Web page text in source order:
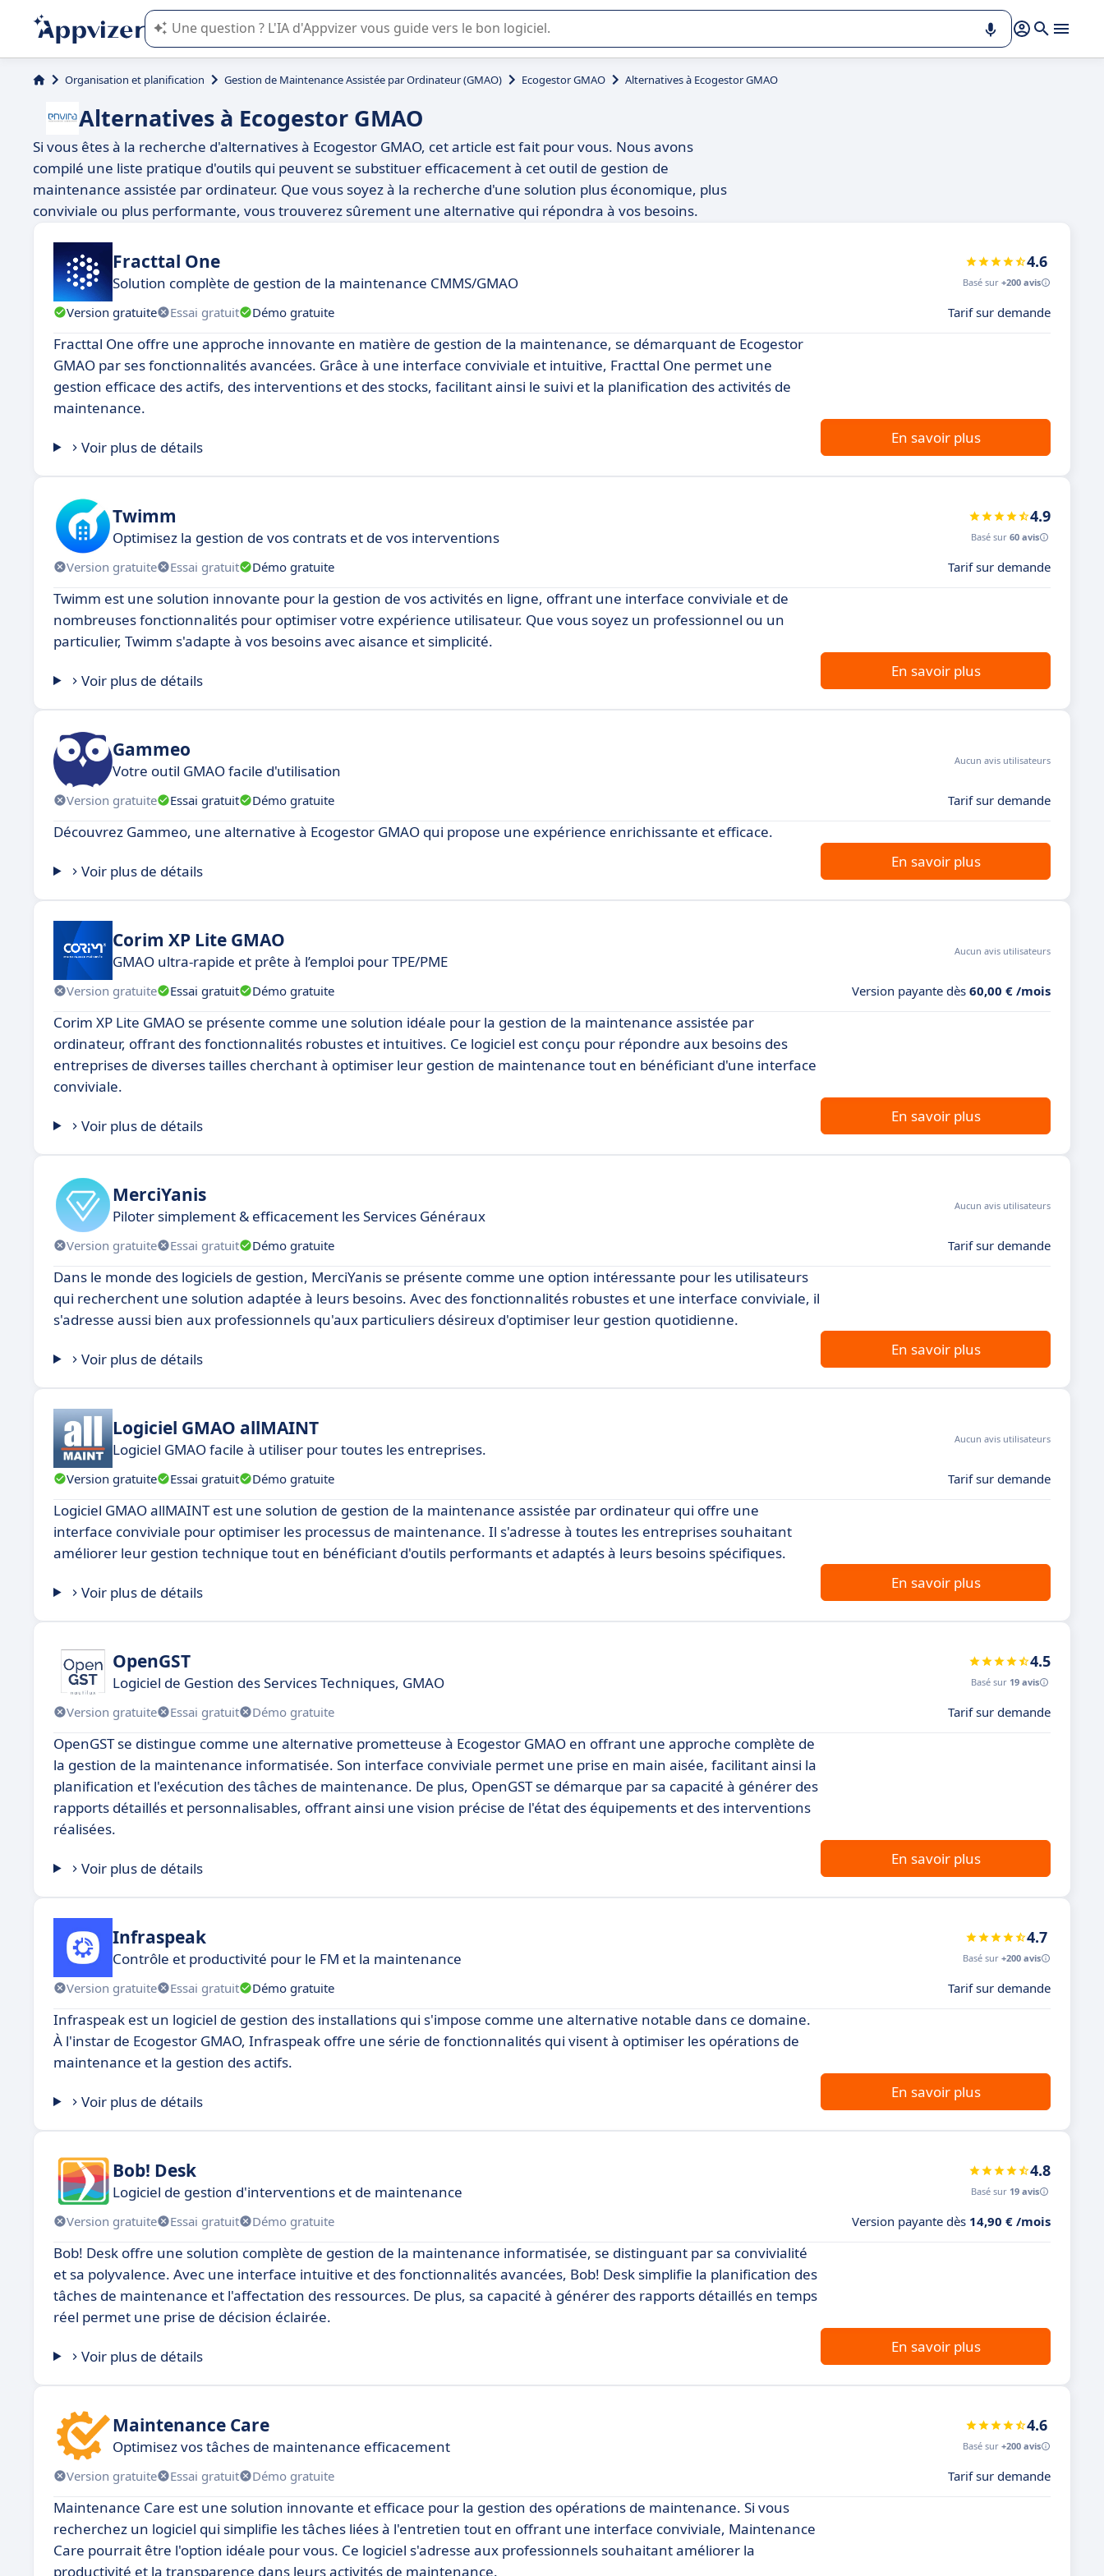
L'IA de Appvizer vous guide dans l'utilisation ou la sélection de logiciel SaaS en entreprise.
Organisation et planification Gestion de Maintenance Assistée par Ordinateur (GMAO) Ecogestor GMAO Alternatives à Ecogestor GMAO
Alternatives à Ecogestor GMAO
Si vous êtes à la recherche d'alternatives à Ecogestor GMAO, cet article est fait pour vous. Nous avons
compilé une liste pratique d'outils qui peuvent se substituer efficacement à cet outil de gestion de
maintenance assistée par ordinateur. Que vous soyez à la recherche d'une solution plus économique, plus
conviviale ou plus performante, vous trouverez sûrement une alternative qui répondra à vos besoins.
Fracttal One
Solution complète de gestion de la maintenance CMMS/GMAO
4.6
Basé sur +200 avis
Version gratuite Essai gratuit Démo gratuite Tarif sur demande
Fracttal One offre une approche innovante en matière de gestion de la maintenance, se démarquant de Ecogestor
GMAO par ses fonctionnalités avancées. Grâce à une interface conviviale et intuitive, Fracttal One permet une
gestion efficace des actifs, des interventions et des stocks, facilitant ainsi le suivi et la planification des activités de
maintenance.
Voir plus de détails
En savoir plus
Twimm
Optimisez la gestion de vos contrats et de vos interventions
4.9
Basé sur 60 avis
Version gratuite Essai gratuit Démo gratuite Tarif sur demande
Twimm est une solution innovante pour la gestion de vos activités en ligne, offrant une interface conviviale et de
nombreuses fonctionnalités pour optimiser votre expérience utilisateur. Que vous soyez un professionnel ou un
particulier, Twimm s'adapte à vos besoins avec aisance et simplicité.
Voir plus de détails
En savoir plus
Gammeo
Votre outil GMAO facile d'utilisation
Aucun avis utilisateurs
Version gratuite Essai gratuit Démo gratuite Tarif sur demande
Découvrez Gammeo, une alternative à Ecogestor GMAO qui propose une expérience enrichissante et efficace.
Voir plus de détails
En savoir plus
Corim XP Lite GMAO
GMAO ultra-rapide et prête à l’emploi pour TPE/PME
Aucun avis utilisateurs
Version gratuite Essai gratuit Démo gratuite Version payante dès 60,00 € /mois
Corim XP Lite GMAO se présente comme une solution idéale pour la gestion de la maintenance assistée par
ordinateur, offrant des fonctionnalités robustes et intuitives. Ce logiciel est conçu pour répondre aux besoins des
entreprises de diverses tailles cherchant à optimiser leur gestion de maintenance tout en bénéficiant d'une interface
conviviale.
Voir plus de détails
En savoir plus
MerciYanis
Piloter simplement & efficacement les Services Généraux
Aucun avis utilisateurs
Version gratuite Essai gratuit Démo gratuite Tarif sur demande
Dans le monde des logiciels de gestion, MerciYanis se présente comme une option intéressante pour les utilisateurs
qui recherchent une solution adaptée à leurs besoins. Avec des fonctionnalités robustes et une interface conviviale, il
s'adresse aussi bien aux professionnels qu'aux particuliers désireux d'optimiser leur gestion quotidienne.
Voir plus de détails
En savoir plus
Logiciel GMAO allMAINT
Logiciel GMAO facile à utiliser pour toutes les entreprises.
Aucun avis utilisateurs
Version gratuite Essai gratuit Démo gratuite Tarif sur demande
Logiciel GMAO allMAINT est une solution de gestion de la maintenance assistée par ordinateur qui offre une
interface conviviale pour optimiser les processus de maintenance. Il s'adresse à toutes les entreprises souhaitant
améliorer leur gestion technique tout en bénéficiant d'outils performants et adaptés à leurs besoins spécifiques.
Voir plus de détails
En savoir plus
OpenGST
Logiciel de Gestion des Services Techniques, GMAO
4.5
Basé sur 19 avis
Version gratuite Essai gratuit Démo gratuite Tarif sur demande
OpenGST se distingue comme une alternative prometteuse à Ecogestor GMAO en offrant une approche complète de
la gestion de la maintenance informatisée. Son interface conviviale permet une prise en main aisée, facilitant ainsi la
planification et l'exécution des tâches de maintenance. De plus, OpenGST se démarque par sa capacité à générer des
rapports détaillés et personnalisables, offrant ainsi une vision précise de l'état des équipements et des interventions
réalisées.
Voir plus de détails
En savoir plus
Infraspeak
Contrôle et productivité pour le FM et la maintenance
4.7
Basé sur +200 avis
Version gratuite Essai gratuit Démo gratuite Tarif sur demande
Infraspeak est un logiciel de gestion des installations qui s'impose comme une alternative notable dans ce domaine.
À l'instar de Ecogestor GMAO, Infraspeak offre une série de fonctionnalités qui visent à optimiser les opérations de
maintenance et la gestion des actifs.
Voir plus de détails
En savoir plus
Bob! Desk
Logiciel de gestion d'interventions et de maintenance
4.8
Basé sur 19 avis
Version gratuite Essai gratuit Démo gratuite Version payante dès 14,90 € /mois
Bob! Desk offre une solution complète de gestion de la maintenance informatisée, se distinguant par sa convivialité
et sa polyvalence. Avec une interface intuitive et des fonctionnalités avancées, Bob! Desk simplifie la planification des
tâches de maintenance et l'affectation des ressources. De plus, sa capacité à générer des rapports détaillés en temps
réel permet une prise de décision éclairée.
Voir plus de détails
En savoir plus
Maintenance Care
Optimisez vos tâches de maintenance efficacement
4.6
Basé sur +200 avis
Version gratuite Essai gratuit Démo gratuite Tarif sur demande
Maintenance Care est une solution innovante et efficace pour la gestion des opérations de maintenance. Si vous
recherchez un logiciel qui simplifie les tâches liées à l'entretien tout en offrant une interface conviviale, Maintenance
Care pourrait être l'option idéale pour vous. Ce logiciel s'adresse aux professionnels souhaitant améliorer la
productivité et la transparence dans leurs activités de maintenance.